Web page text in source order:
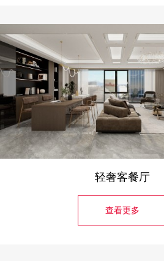
轻奢客餐厅
查看更多